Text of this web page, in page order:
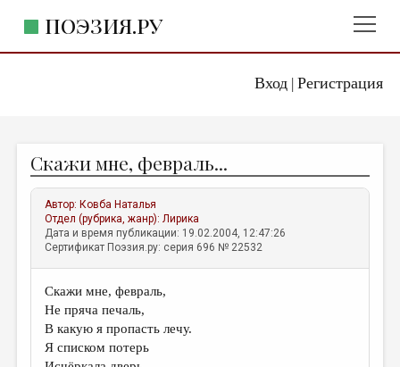
Вход| Регистрация
ПОЭЗИЯ.РУ
ЖАНРЫ
АВТОРЫ
КОММЕНТАРИИ
ЛИТСАЛОН
НОВОСТИ
ПРАВИЛА САЙТА
Скажи мне, февраль...
Автор: Ковба Наталья
Отдел (рубрика, жанр):Лирика
Дата и время публикации: 19.02.2004, 12:47:26
Сертификат Поэзия.ру: серия 696 № 22532
Скажи мне, февраль,
Не пряча печаль,
В какую я пропасть лечу.
Я списком потерь